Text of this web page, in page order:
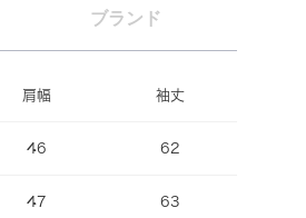
ブランド
肩幅 袖丈
46 62
47 63